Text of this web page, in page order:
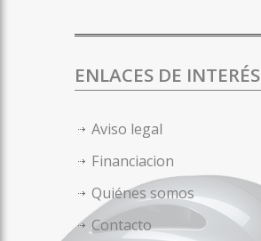
ENLACES DE INTERÉS
Aviso legal
Financiacion
Quiénes somos
Contacto